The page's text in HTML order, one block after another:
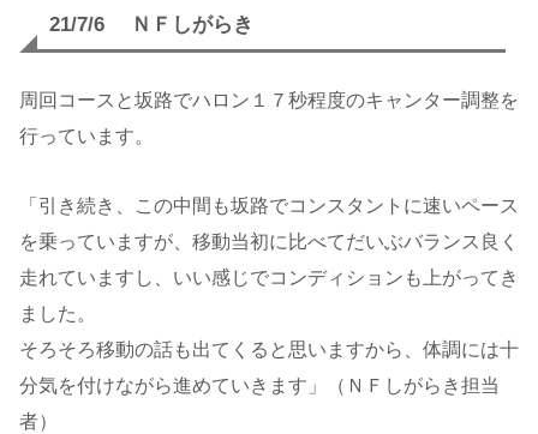
21/7/6 ＮＦしがらき
周回コースと坂路でハロン１７秒程度のキャンター調整を
行っています。
「引き続き、この中間も坂路でコンスタントに速いペース
を乗っていますが、移動当初に比べてだいぶバランス良く
走れていますし、いい感じでコンディションも上がってき
ました。
そろそろ移動の話も出てくると思いますから、体調には十
分気を付けながら進めていきます」（ＮＦしがらき担当
者）